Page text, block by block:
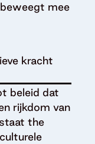
mee
kracht
beleid dat
rijkdom van
the